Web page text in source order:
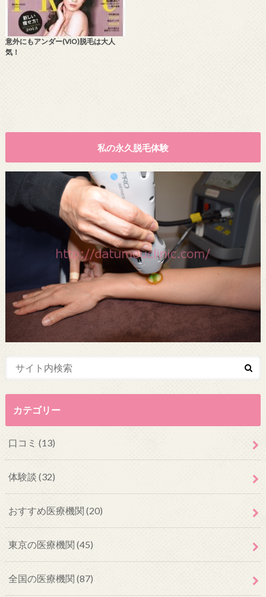
意外にもアンダー(VIO)脱毛は大人
気！
私の永久脱毛体験
カテゴリー
口コミ (13)
体験談 (32)
おすすめ医療機関 (20)
東京の医療機関 (45)
全国の医療機関 (87)